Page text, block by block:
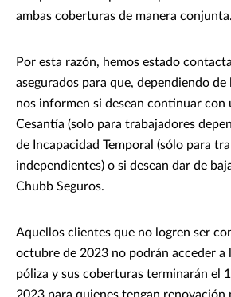
ambas coberturas de manera conjunta.
Por esta razón, hemos estado
asegurados para que, dependiendo
nos informen si desean continuar con
Cesantía (solo para trabajadores
de Incapacidad Temporal (sólo para
independientes) o si desean dar de
Chubb Seguros.
Aquellos clientes que no logren ser
octubre de 2023 no podrán acceder a
póliza y sus coberturas terminarán el